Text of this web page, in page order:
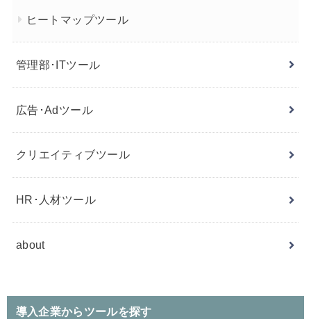
ヒートマップツール
管理部･ITツール
広告･Adツール
クリエイティブツール
HR･人材ツール
about
導入企業からツールを探す